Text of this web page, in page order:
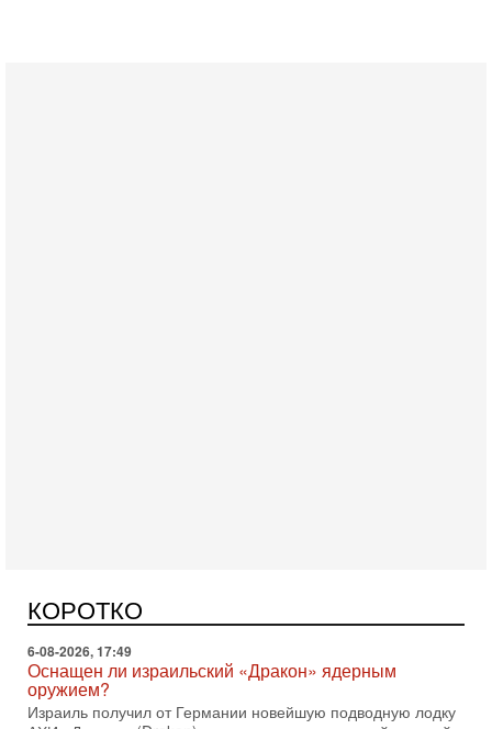
КОРОТКО
6-08-2026, 17:49
Оснащен ли израильский «Дракон» ядерным
оружием?
Израиль получил от Германии новейшую подводную лодку
АХИ «Дракон» (Drakon), которая уже стала самой дорогой
субмариной в истории ЦАХАЛ. Но почему её